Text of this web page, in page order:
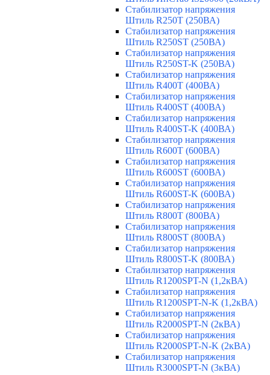
Стабилизатор напряжения
Штиль R250T (250ВА)
Стабилизатор напряжения
Штиль R250ST (250ВА)
Стабилизатор напряжения
Штиль R250ST-K (250ВА)
Стабилизатор напряжения
Штиль R400T (400ВА)
Стабилизатор напряжения
Штиль R400ST (400ВА)
Стабилизатор напряжения
Штиль R400ST-K (400ВА)
Стабилизатор напряжения
Штиль R600T (600ВА)
Стабилизатор напряжения
Штиль R600ST (600ВА)
Стабилизатор напряжения
Штиль R600ST-K (600ВА)
Стабилизатор напряжения
Штиль R800T (800ВА)
Стабилизатор напряжения
Штиль R800ST (800ВА)
Стабилизатор напряжения
Штиль R800ST-K (800ВА)
Стабилизатор напряжения
Штиль R1200SPT-N (1,2кВА)
Стабилизатор напряжения
Штиль R1200SPT-N-K (1,2кВА)
Стабилизатор напряжения
Штиль R2000SPT-N (2кВА)
Стабилизатор напряжения
Штиль R2000SPT-N-K (2кВА)
Стабилизатор напряжения
Штиль R3000SPT-N (3кВА)